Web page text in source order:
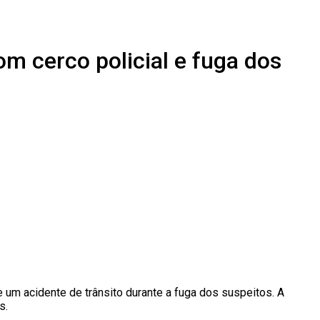
cerco policial e fuga dos
acidente de trânsito durante a fuga dos suspeitos. A